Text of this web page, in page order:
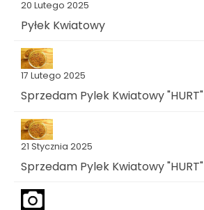
20 Lutego 2025
Pyłek Kwiatowy
17 Lutego 2025
Sprzedam Pylek Kwiatowy "HURT"
21 Stycznia 2025
Sprzedam Pylek Kwiatowy "HURT"